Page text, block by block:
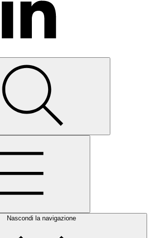
Nascondi la navigazione